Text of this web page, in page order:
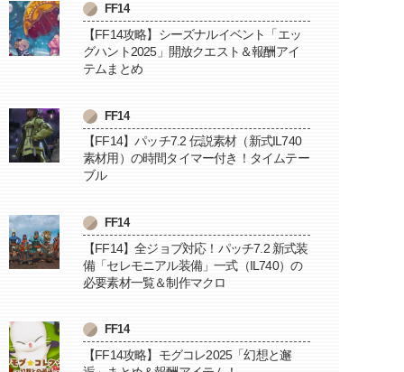
FF14
【FF14攻略】シーズナルイベント「エッ
グハント2025」開放クエスト＆報酬アイ
テムまとめ
FF14
【FF14】パッチ7.2 伝説素材（新式IL740
素材用）の時間タイマー付き！タイムテー
ブル
FF14
【FF14】全ジョブ対応！パッチ7.2 新式装
備「セレモニアル装備」一式（IL740）の
必要素材一覧＆制作マクロ
FF14
【FF14攻略】モグコレ2025「幻想と邂